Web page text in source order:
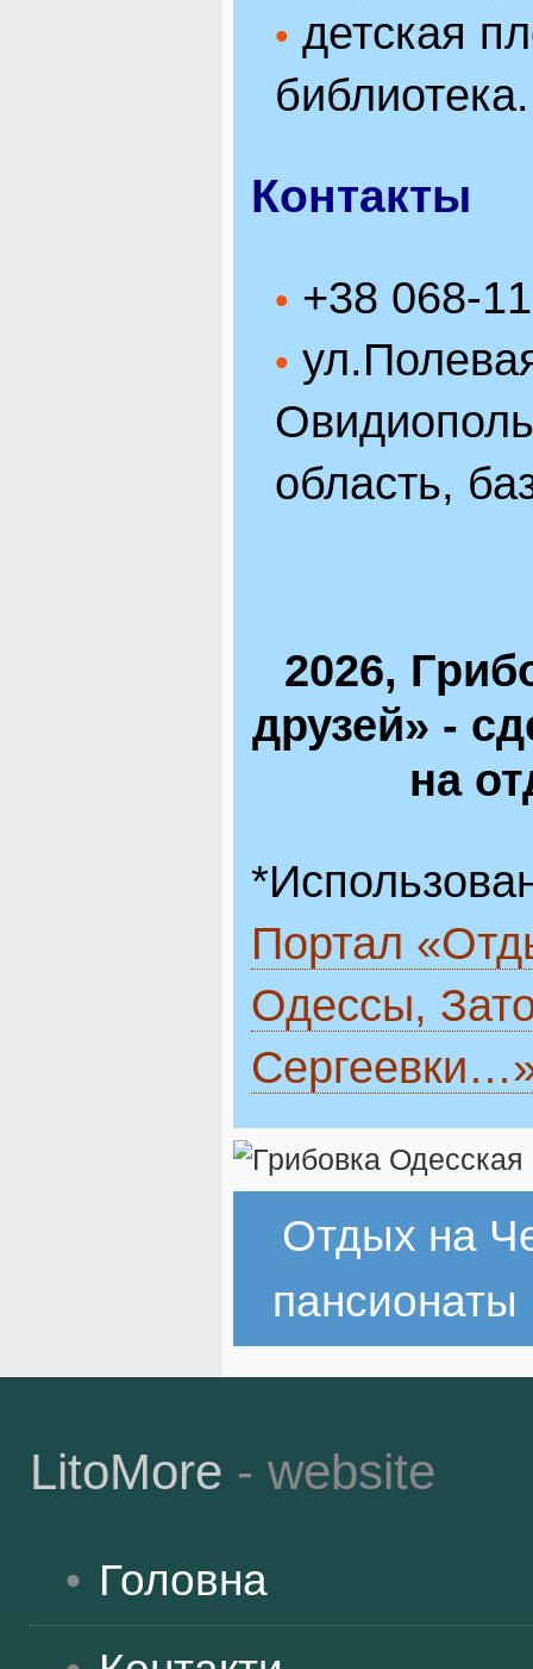
• детская
библиотека.
Контакты
• +38 068-
•
область,
2026,
друзей» -
на
Портал
Одессы,
Отдых на
пансионаты
LitoMore - website
Головна